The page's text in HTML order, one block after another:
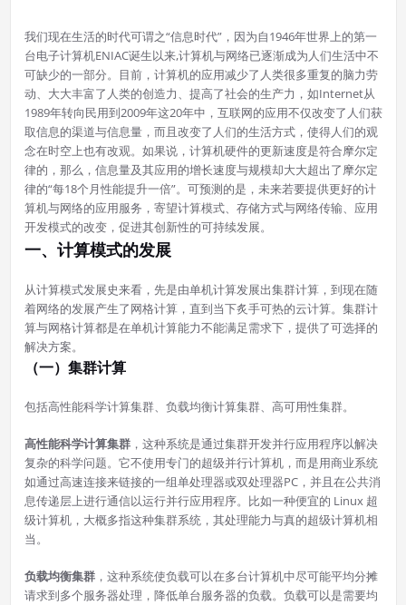
我们现在生活的时代可谓之“信息时代”，因为自1946年世界上的第一
台电子计算机ENIAC诞生以来,计算机与网络已逐渐成为人们生活中不
可缺少的一部分。目前，计算机的应用减少了人类很多重复的脑力劳
动、大大丰富了人类的创造力、提高了社会的生产力，如Internet从
1989年转向民用到2009年这20年中，互联网的应用不仅改变了人们获
取信息的渠道与信息量，而且改变了人们的生活方式，使得人们的观
念在时空上也有改观。如果说，计算机硬件的更新速度是符合摩尔定
律的，那么，信息量及其应用的增长速度与规模却大大超出了摩尔定
律的“每18个月性能提升一倍”。可预测的是，未来若要提供更好的计
算机与网络的应用服务，寄望计算模式、存储方式与网络传输、应用
开发模式的改变，促进其创新性的可持续发展。
一、计算模式的发展
从计算模式发展史来看，先是由单机计算发展出集群计算，到现在随
着网络的发展产生了网格计算，直到当下炙手可热的云计算。集群计
算与网格计算都是在单机计算能力不能满足需求下，提供了可选择的
解决方案。
（一）集群计算
包括高性能科学计算集群、负载均衡计算集群、高可用性集群。
高性能科学计算集群，这种系统是通过集群开发并行应用程序以解决
复杂的科学问题。它不使用专门的超级并行计算机，而是用商业系统
如通过高速连接来链接的一组单处理器或双处理器PC，并且在公共消
息传递层上进行通信以运行并行应用程序。比如一种便宜的 Linux 超
级计算机，大概多指这种集群系统，其处理能力与真的超级计算机相
当。
负载均衡集群，这种系统使负载可以在多台计算机中尽可能平均分摊
请求到多个服务器处理，降低单台服务器的负载。负载可以是需要均